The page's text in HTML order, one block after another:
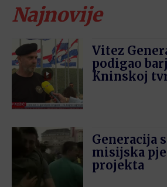
Najnovije
Vitez
podigao
Kninskoj
Generacija
misijska
projekta